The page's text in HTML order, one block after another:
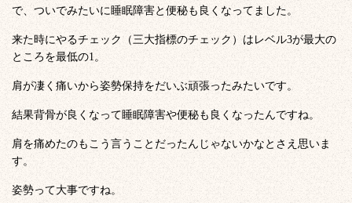
で、ついでみたいに睡眠障害と便秘も良くなってました。
来た時にやるチェック（三大指標のチェック）はレベル3が最大の
ところを最低の1。
肩が凄く痛いから姿勢保持をだいぶ頑張ったみたいです。
結果背骨が良くなって睡眠障害や便秘も良くなったんですね。
肩を痛めたのもこう言うことだったんじゃないかなとさえ思いま
す。
姿勢って大事ですね。